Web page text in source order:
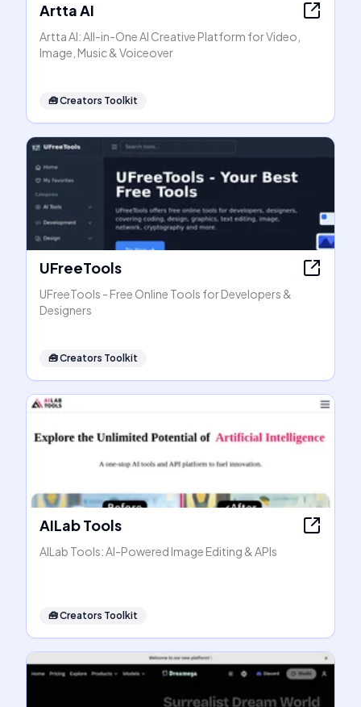
Artta AI
Artta AI: All-in-One AI Creative Platform for Video,
Image, Music & Voiceover
🧰Creators Toolkit
UFreeTools
UFreeTools - Free Online Tools for Developers &
Designers
🧰Creators Toolkit
AILab Tools
AILab Tools: AI-Powered Image Editing & APIs
🧰Creators Toolkit